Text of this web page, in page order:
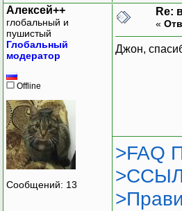
Алексей++
глобальный и
пушистый
Глобальный
модератор
Offline
Сообщений: 13
Re:
«
Джон,
>FAQ